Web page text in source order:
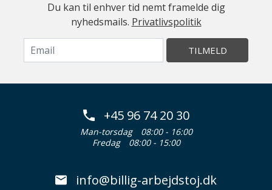
Du kan til enhver tid nemt framelde dig
nyhedsmails. Privatlivspolitik
TILMELD
+45 96 74 20 30
Man-torsdag
08:00 - 16:00
Fredag
08:00 - 15:00
info@billig-arbejdstoj.dk